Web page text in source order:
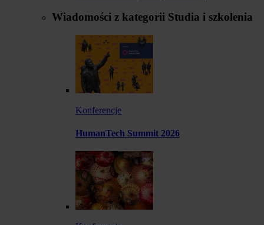
Wiadomości z kategorii Studia i szkolenia
Konferencje
HumanTech Summit 2026